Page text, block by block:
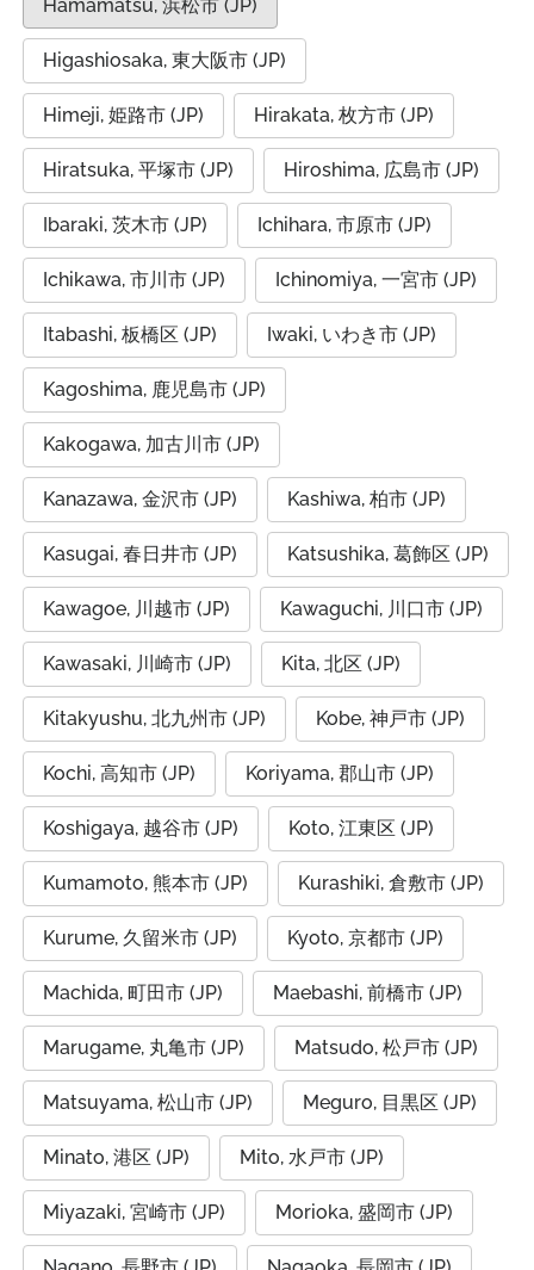
Hamamatsu, 浜松市 (JP)
Higashiosaka, 東大阪市 (JP)
Himeji, 姫路市 (JP) Hirakata, 枚方市 (JP)
Hiratsuka, 平塚市 (JP) Hiroshima, 広島市 (JP)
Ibaraki, 茨木市 (JP) Ichihara, 市原市 (JP)
Ichikawa, 市川市 (JP) Ichinomiya, 一宮市 (JP)
Itabashi, 板橋区 (JP) Iwaki, いわき市 (JP)
Kagoshima, 鹿児島市 (JP)
Kakogawa, 加古川市 (JP)
Kanazawa, 金沢市 (JP) Kashiwa, 柏市 (JP)
Kasugai, 春日井市 (JP) Katsushika, 葛飾区 (JP)
Kawagoe, 川越市 (JP) Kawaguchi, 川口市 (JP)
Kawasaki, 川崎市 (JP) Kita, 北区 (JP)
Kitakyushu, 北九州市 (JP) Kobe, 神戸市 (JP)
Kochi, 高知市 (JP) Koriyama, 郡山市 (JP)
Koshigaya, 越谷市 (JP) Koto, 江東区 (JP)
Kumamoto, 熊本市 (JP) Kurashiki, 倉敷市 (JP)
Kurume, 久留米市 (JP) Kyoto, 京都市 (JP)
Machida, 町田市 (JP) Maebashi, 前橋市 (JP)
Marugame, 丸亀市 (JP) Matsudo, 松戸市 (JP)
Matsuyama, 松山市 (JP) Meguro, 目黒区 (JP)
Minato, 港区 (JP) Mito, 水戸市 (JP)
Miyazaki, 宮崎市 (JP) Morioka, 盛岡市 (JP)